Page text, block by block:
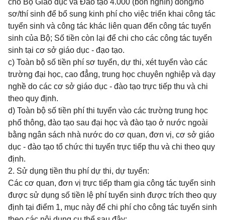
cho Bộ Giáo dục và Đào tạo 4.000 (bốn nghìn) đồng/hồ
sơ/thí sinh để bổ sung kinh phí cho việc triển khai công tác
tuyển sinh và công tác khác liên quan đến công tác tuyển
sinh của Bộ; Số tiền còn lại để chi cho các công tác tuyển
sinh tại cơ sở giáo dục - đạo tạo.
c) Toàn bộ số tiền phí sơ tuyển, dự thi, xét tuyển vào các
trường đại học, cao đẳng, trung học chuyên nghiệp và dạy
nghề do các cơ sở giáo dục - đào tạo trực tiếp thu và chi
theo quy định.
d) Toàn bộ số tiền phí thi tuyển vào các trường trung học
phổ thông, đào tạo sau đại học và đào tạo ở nước ngoài
bằng ngân sách nhà nước do cơ quan, đơn vị, cơ sở giáo
dục - đào tạo tổ chức thi tuyển trực tiếp thu và chi theo quy
định.
2. Sử dụng tiền thu phí dự thi, dự tuyển:
Các cơ quan, đơn vị trực tiếp tham gia công tác tuyển sinh
được sử dụng số tiền lệ phí tuyển sinh được trích theo quy
định tại điểm 1, mục này để chi phí cho công tác tuyển sinh